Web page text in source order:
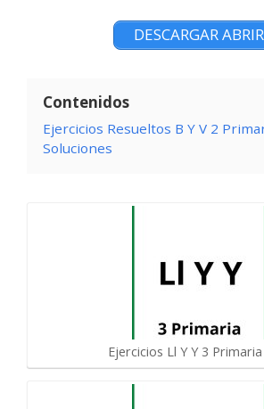
DESCARGAR ABRIR
Contenidos
Ejercicios Resueltos B Y V 2
Soluciones
Ejercicios Ll Y Y 3